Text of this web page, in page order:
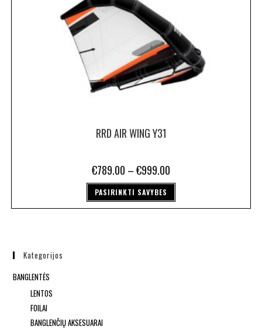
RRD AIR WING Y31
€789.00 –€999.00
PASIRINKTI SAVYBES
Kategorijos
BANGLENTĖS
LENTOS
FOILAI
BANGLENČIŲ AKSESUARAI